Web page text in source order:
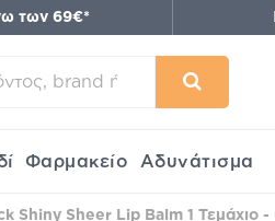
των 69€*
Φαρμακείο Αδυνάτισμα
Shiny Sheer Lip Balm 1 Τεμάχιο